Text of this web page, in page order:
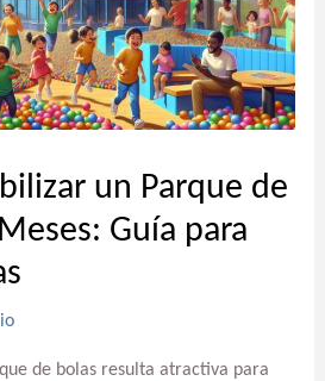
un Parque de
Guía para
de bolas resulta atractiva para